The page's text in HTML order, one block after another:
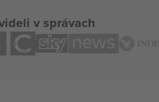
v správach